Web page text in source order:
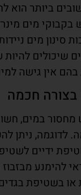
ביותר הוא
בקבוקי מים
מים
שיכולים להיות
אין גישה
חכמה
מחסור במים,
לדוגמה, ניתן
ידיים
להימנע
או בשטיפת